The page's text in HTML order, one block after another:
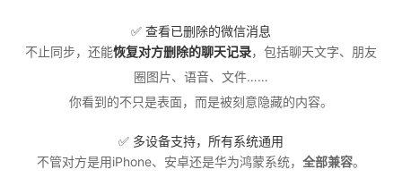
✅ 查看已删除的微信消息
不止同步，还能恢复对方删除的聊天记录，包括聊天文字、朋友
圈图片、语音、文件……
你看到的不只是表面，而是被刻意隐藏的内容。
✅ 多设备支持，所有系统通用
不管对方是用iPhone、安卓还是华为鸿蒙系统， 全部兼容。